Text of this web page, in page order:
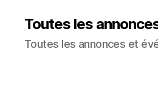
Toutes les
Toutes les annonces et